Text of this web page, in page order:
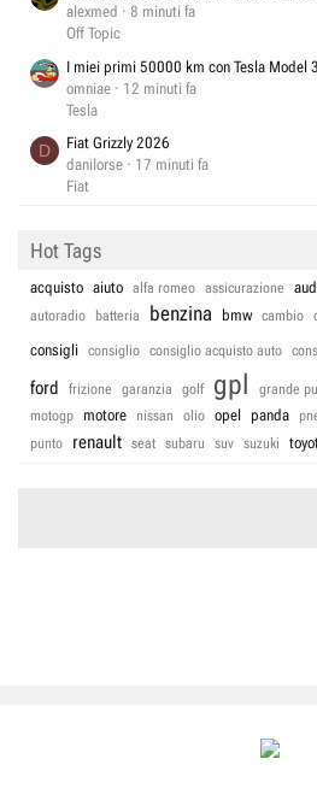
alexmed
8 minuti fa
Off Topic
I miei primi 50000 km con Tesla Model 3
omniae
12 minuti fa
Tesla
D
Fiat Grizzly 2026
danilorse
17 minuti fa
Fiat
Hot Tags
acquisto aiuto alfa romeo assicurazione
autoradio
batteria benzina bmw cambio
consigli consiglio consiglio acquisto auto
ford frizione garanzia golf gpl grande
motogp
motore nissan olio opel panda
punto
renault seat subaru suv suzuki